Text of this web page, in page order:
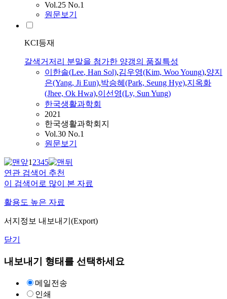
Vol.25 No.1
원문보기
KCI등재
갈색거저리 분말을 첨가한 양갱의 품질특성
이한솔(Lee, Han Sol),김우영(Kim, Woo Young),양지
은(Yang, Ji Eun),박승혜(Park, Seung Hye),지옥화
(Jhee, Ok Hwa),이선영(Ly, SunYung)
한국생활과학회
2021
한국생활과학회지
Vol.30 No.1
원문보기
12345
연관 검색어 추천
이 검색어로 많이 본 자료
활용도 높은 자료
서지정보 내보내기(Export)
닫기
내보내기 형태를 선택하세요
메일전송
인쇄